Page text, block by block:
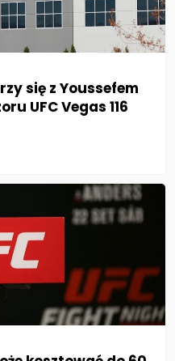
się z Youssefem
UFC Vegas 116